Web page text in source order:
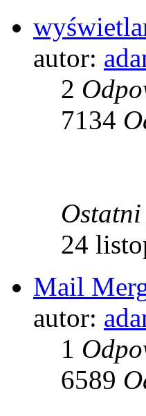
autor:
2
7134
24
Mail
autor:
1
6589